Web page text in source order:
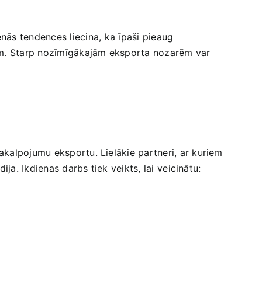
tendences liecina, ka⁢ īpaši pieaug
Starp nozīmīgākajām eksporta nozarēm var
eksportu. Lielākie partneri, ar kuriem
Ikdienas darbs tiek veikts, lai ⁢veicinātu: